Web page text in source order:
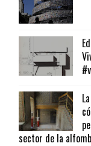
sector de la